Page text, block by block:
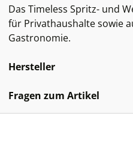
Das Timeless Spritz- und
für Privathaushalte sowie
Gastronomie.
Hersteller
Fragen zum Artikel